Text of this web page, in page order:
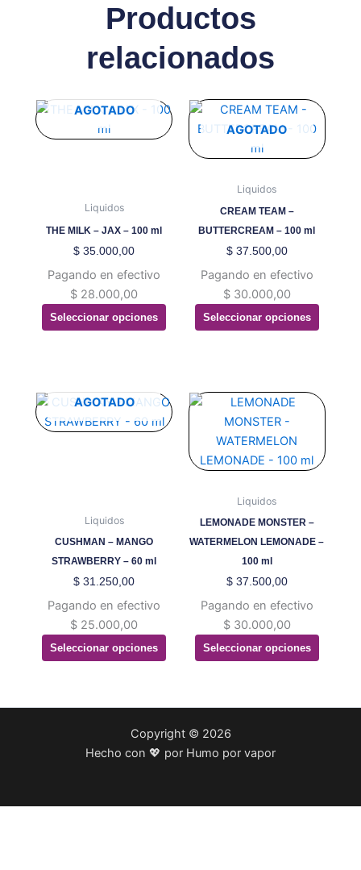
Productos
relacionados
AGOTADO
Liquidos
THE MILK – JAX – 100 ml
$ 35.000,00
Pagando en efectivo
$ 28.000,00
Seleccionar opciones
Este
producto
Las
opciones
se
elegir
en
la
AGOTADO
Liquidos
CREAM TEAM –
BUTTERCREAM – 100 ml
$37.500,00
Pagando en efectivo
$30.000,00
Seleccionar opciones
Este
producto
tiene
variantes.
Las
opciones
se
elegir
en
la
AGOTADO
Liquidos
CUSHMAN – MANGO
STRAWBERRY – 60 ml
$ 31.250,00
Pagando en efectivo
$ 25.000,00
Seleccionar opciones
Este
producto
opciones
se
pueden
elegir
la
página
de
Liquidos
LEMONADE MONSTER –
WATERMELON LEMONADE –
100 ml
$37.500,00
Pagando en efectivo
$30.000,00
Seleccionar opciones
Este
producto
tiene
múltiples
Las
opciones
se
pueden
elegir
la
página
de
Copyright © 2026
Hecho con 💖 por Humo por vapor